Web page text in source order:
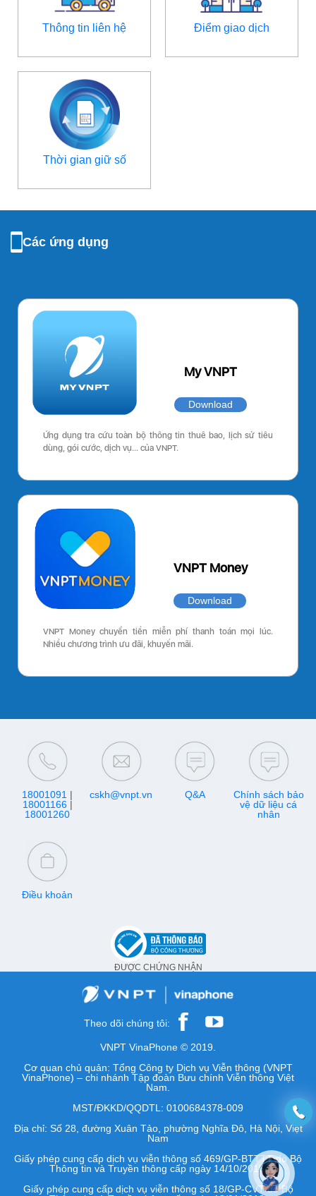
Thông tin liên hệ Điểm giao dịch
Thời gian giữ số
Các ứng dụng
My VNPT
Download
Ứng dụng tra cứu toàn bộ thông tin thuê bao, lịch sử tiêu
dùng, gói cước, dịch vụ… của VNPT.
VNPT Money
Download
VNPT Money chuyển tiền miễn phí thanh toán mọi lúc.
Nhiều chương trình ưu đãi, khuyến mãi.
18001091 |
18001166|
18001260
cskh@vnpt.vn Q&A
Chính sách bảo
vệ dữ liệu cá
nhân
Điều khoản
ĐƯỢC CHỨNG NHẬN
Theo dõi chúng tôi:
VNPT VinaPhone © 2019.
Cơ quan chủ quản: Tổng Công ty Dịch vụ Viễn thông (VNPT
VinaPhone) – chi nhánh Tập đoàn Bưu chính Viễn thông Việt
Nam.
MST/ĐKKD/QQDTL: 0100684378-009
Địa chỉ: Số 28, đường Xuân Tảo, phường Nghĩa Đô, Hà Nội, Việt
Nam
Giấy phép cung cấp dịch vụ viễn thông số 469/GP-BTTTT do Bộ
Thông tin và Truyền thông cấp ngày 14/10/2016.
Giấy phép cung cấp dịch vụ viễn thông số 18/GP-CVT do Bộ